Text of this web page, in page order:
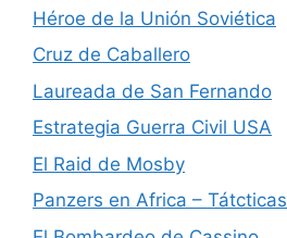
Héroe de la Unión Soviética
Cruz de Caballero
Laureada de San Fernando
Estrategia Guerra Civil USA
El Raid de Mosby
Panzers en Africa – Tátcticas